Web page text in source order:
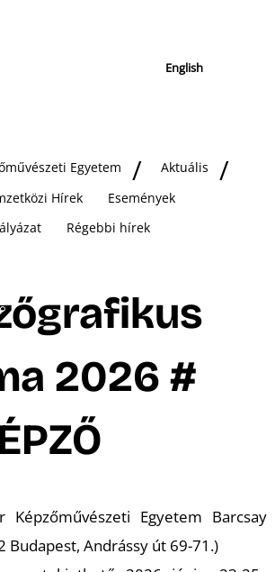
English
Egyetem
Aktuális
Hírek
Események
Régebbi hírek
2026 #
Képzőművészeti Egyetem Barcsay
Budapest, Andrássy út 69-71.)